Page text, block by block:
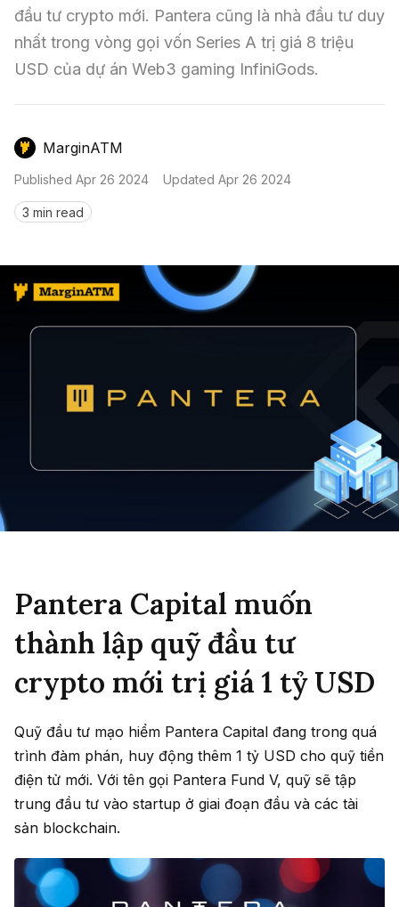
Kinh Nghiệm Đầu Tư
Sàn Giao Dịch
Mô Hình Biểu Đồ Giá
GameFi
Sign in
đầu tư crypto mới. Pantera cũng là nhà đầu tư duy
nhất trong vòng gọi vốn Series A trị giá 8 triệu
USD của dự án Web3 gaming InfiniGods.
MarginATM
Published Apr 26 2024 Updated Apr 26 2024
3 min read
Pantera Capital muốn
thành lập quỹ đầu tư
crypto mới trị giá 1 tỷ USD
Quỹ đầu tư mạo hiểm Pantera Capital đang trong quá
trình đàm phán, huy động thêm 1 tỷ USD cho quỹ tiền
điện tử mới. Với tên gọi Pantera Fund V, quỹ sẽ tập
trung đầu tư vào startup ở giai đoạn đầu và các tài
sản blockchain.